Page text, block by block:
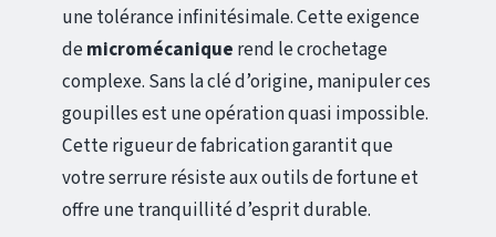
une tolérance infinitésimale. Cette exigence
demicromécanique rend le crochetage
complexe. Sans la clé d’origine, manipuler ces
goupilles est une opération quasi impossible.
Cette rigueur de fabrication garantit que
votre serrure résiste aux outils de fortune et
offre une tranquillité d’esprit durable.